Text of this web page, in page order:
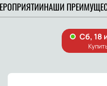
НАШИ